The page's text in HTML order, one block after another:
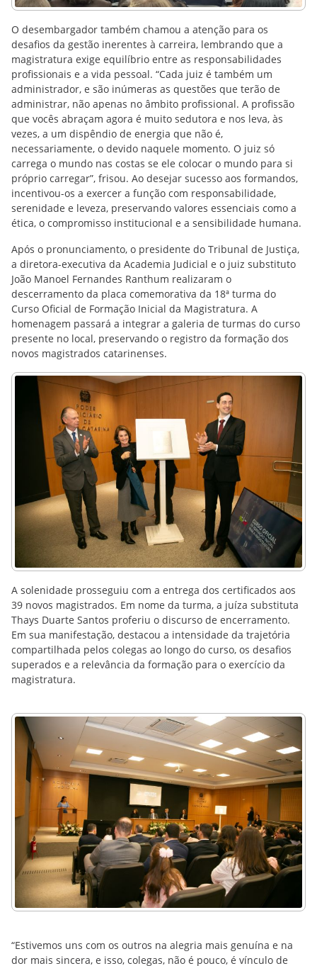
O desembargador também chamou a atenção para os
desafios da gestão inerentes à carreira, lembrando que a
magistratura exige equilíbrio entre as responsabilidades
profissionais e a vida pessoal. “Cada juiz é também um
administrador, e são inúmeras as questões que terão de
administrar, não apenas no âmbito profissional. A profissão
que vocês abraçam agora é muito sedutora e nos leva, às
vezes, a um dispêndio de energia que não é,
necessariamente, o devido naquele momento. O juiz só
carrega o mundo nas costas se ele colocar o mundo para si
próprio carregar”, frisou. Ao desejar sucesso aos formandos,
incentivou-os a exercer a função com responsabilidade,
serenidade e leveza, preservando valores essenciais como a
ética, o compromisso institucional e a sensibilidade humana.
Após o pronunciamento, o presidente do Tribunal de Justiça,
a diretora-executiva da Academia Judicial e o juiz substituto
João Manoel Fernandes Ranthum realizaram o
descerramento da placa comemorativa da 18ª turma do
Curso Oficial de Formação Inicial da Magistratura. A
homenagem passará a integrar a galeria de turmas do curso
presente no local, preservando o registro da formação dos
novos magistrados catarinenses.
A solenidade prosseguiu com a entrega dos certificados aos
39 novos magistrados. Em nome da turma, a juíza substituta
Thays Duarte Santos proferiu o discurso de encerramento.
Em sua manifestação, destacou a intensidade da trajetória
compartilhada pelos colegas ao longo do curso, os desafios
superados e a relevância da formação para o exercício da
magistratura.
“Estivemos uns com os outros na alegria mais genuína e na
dor mais sincera, e isso, colegas, não é pouco, é vínculo de